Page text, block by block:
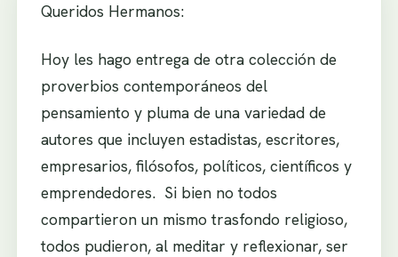
Queridos Hermanos:
Hoy les hago entrega de otra colección de
proverbios contemporáneos del
pensamiento y pluma de una variedad de
autores que incluyen estadistas, escritores,
empresarios, filósofos, políticos, científicos y
emprendedores. Si bien no todos
compartieron un mismo trasfondo religioso,
todos pudieron, al meditar y reflexionar, ser